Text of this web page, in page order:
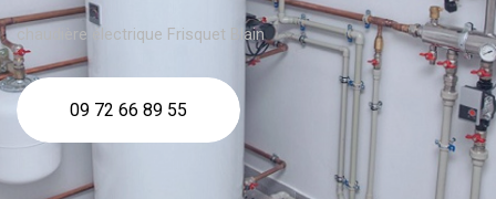
chaudière électrique Frisquet Blain
09 72 66 89 55